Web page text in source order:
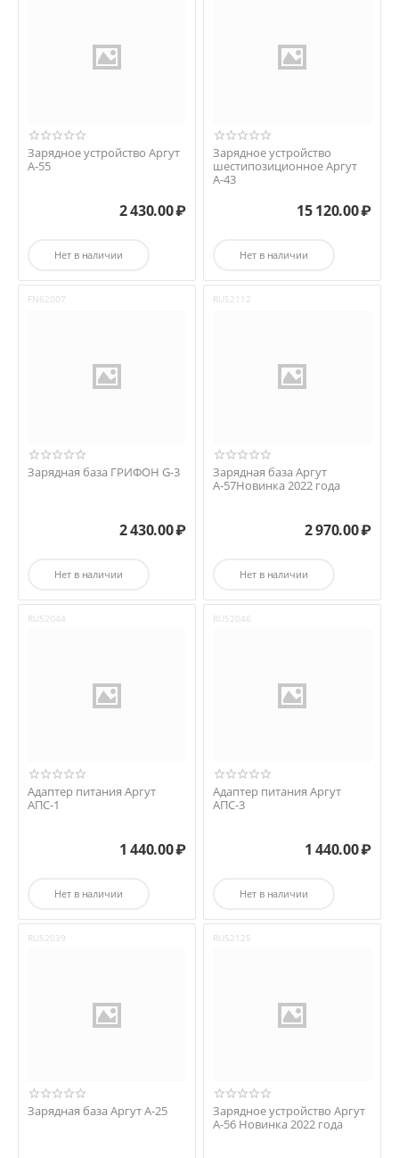
Зарядное устройство Аргут
А-55
2 430.00₽
Нет в наличии
Зарядное устройство
шестипозиционное Аргут
А-43
15 120.00₽
Нет в наличии
FN62007
Зарядная база ГРИФОН G-3
2 430.00₽
Нет в наличии
RU52112
Зарядная база Аргут
А-57Новинка 2022 года
2 970.00₽
Нет в наличии
RU52044
Адаптер питания Аргут
АПС-1
1 440.00₽
Нет в наличии
RU52046
Адаптер питания Аргут
АПС-3
1 440.00₽
Нет в наличии
RU52039
Зарядная база Аргут А-25
RU52125
Зарядное устройство Аргут
А-56 Новинка 2022 года